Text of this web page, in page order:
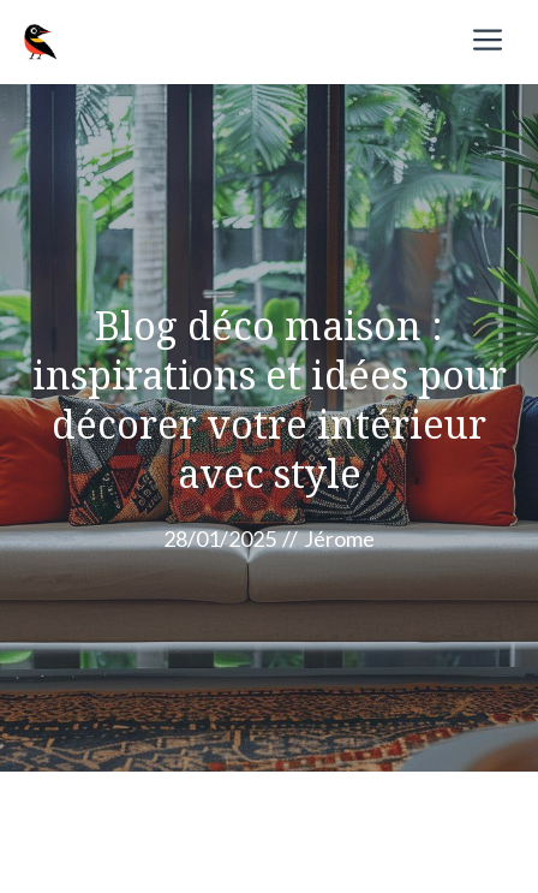
contenu
Blog déco maison :
inspirations et idées pour
décorer votre intérieur
avec style
28/01/2025 // Jérome